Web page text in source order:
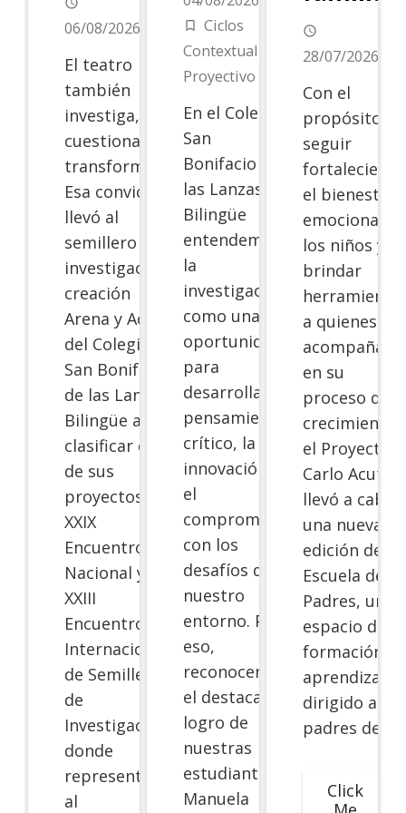
06/08/2026
El teatro
también
investiga,
cuestiona y
transforma.
Esa convicción
llevó al
semillero de
investigación-
creación
Arena y Aceite
del Colegio
San Bonifacio
de las Lanzas
Bilingüe a
clasificar dos
de sus
proyectos al
XXIX
Encuentro
Nacional y
XXIII
Encuentro
Internacional
de Semilleros
de
Investigación,
donde
representarán
al
turned_in_not
Ciclos
Contextual y
Proyectivo
En el Colegio
San
Bonifacio de
las Lanzas
Bilingüe
entendemos
la
investigación
como una
oportunidad
para
desarrollar el
pensamiento
crítico, la
innovación y
el
compromiso
con los
desafíos de
nuestro
entorno. Por
eso,
reconocemos
el destacado
logro de
nuestras
estudiantes
Manuela
access_time
28/07/2026
Con el
propósito de
seguir
el bienestar
emocional de
los niños y
brindar
a quienes los
acompañan
en su
proceso de
crecimiento,
el Proyecto
Carlo Acutis
llevó a cabo
una nueva
edición de su
Escuela de
Padres, un
espacio de
formación y
aprendizaje
dirigido a los
padres de…
Click